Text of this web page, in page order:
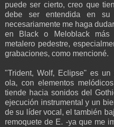
puede ser cierto, creo que
debe ser entendida en
necesariamente me haga
en Black o Meloblack
metalero pedestre,
grabaciones, como mencioné.
"Trident, Wolf, Eclipse" es
ola, con elementos
tiende hacia sonidos del
ejecución instrumental y un
de su líder vocal, el también
remoquete de E. -ya que me